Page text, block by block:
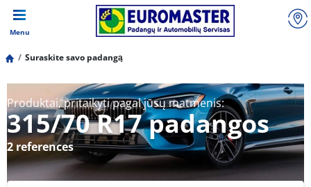
Menu
Suraskite savo padangą
Produktai, pritaikyti pagal jūsų matmenis:
315/70 R17 padangos
2 references